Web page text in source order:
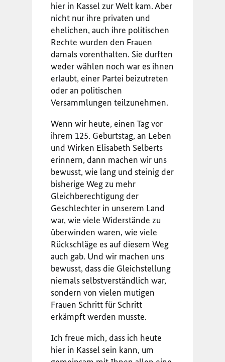
hier in Kassel zur Welt kam. Aber
nicht nur ihre privaten und
ehelichen, auch ihre politischen
Rechte wurden den Frauen
damals vorenthalten. Sie durften
weder wählen noch war es ihnen
erlaubt, einer Partei beizutreten
oder an politischen
Versammlungen teilzunehmen.
Wenn wir heute, einen Tag vor
ihrem 125. Geburtstag, an Leben
und Wirken Elisabeth Selberts
erinnern, dann machen wir uns
bewusst, wie lang und steinig der
bisherige Weg zu mehr
Gleichberechtigung der
Geschlechter in unserem Land
war, wie viele Widerstände zu
überwinden waren, wie viele
Rückschläge es auf diesem Weg
auch gab. Und wir machen uns
bewusst, dass die Gleichstellung
niemals selbstverständlich war,
sondern von vielen mutigen
Frauen Schritt für Schritt
erkämpft werden musste.
Ich freue mich, dass ich heute
hier in Kassel sein kann, um